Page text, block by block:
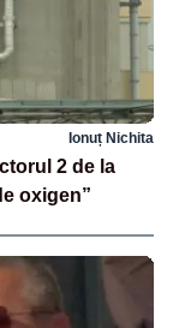
Ionuț Nichita
2 de la
oxigen”